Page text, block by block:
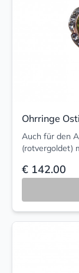
Ohrringe
Auch für den
(rotvergoldet)
€ 142.00